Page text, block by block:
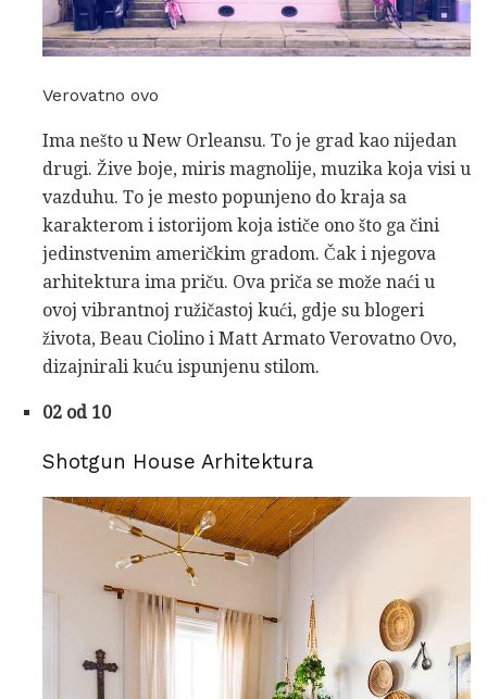
Verovatno ovo
Ima nešto u New Orleansu. To je grad kao nijedan
drugi. Žive boje, miris magnolije, muzika koja visi u
vazduhu. To je mesto popunjeno do kraja sa
karakterom i istorijom koja ističe ono što ga čini
jedinstvenim američkim gradom. Čak i njegova
arhitektura ima priču. Ova priča se može naći u
ovoj vibrantnoj ružičastoj kući, gdje su blogeri
života, Beau Ciolino i Matt Armato Verovatno Ovo,
dizajnirali kuću ispunjenu stilom.
02 od 10
Shotgun House Arhitektura